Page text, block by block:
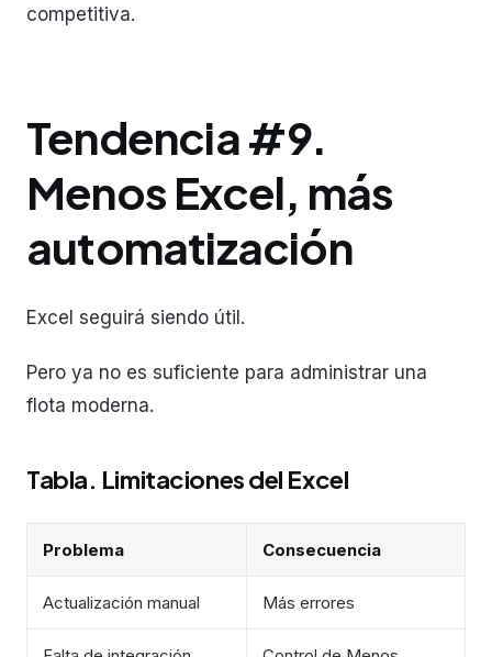
competitiva.
Tendencia #9.
Menos Excel, más
automatización
Excel seguirá siendo útil.
Pero ya no es suficiente para administrar una
flota moderna.
Tabla. Limitaciones del Excel
Problema Consecuencia
Actualización manual Más errores